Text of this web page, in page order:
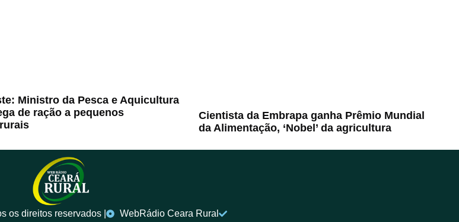
Ministro da Pesca e Aquicultura
de ração a pequenos
Cientista da Embrapa ganha Prêmio Mundial
da Alimentação, ‘Nobel’ da agricultura
os direitos reservados | WebRádio Ceara Rural